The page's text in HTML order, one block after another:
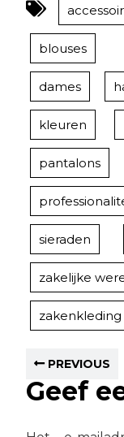
blouses
dames
kleuren
pantalons
sieraden
zakelijke
zakenkleding
PREVIOUS
Geef